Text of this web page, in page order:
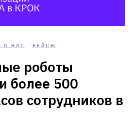
О НАС КЕЙСЫ
роботы
более 500
сотрудников в